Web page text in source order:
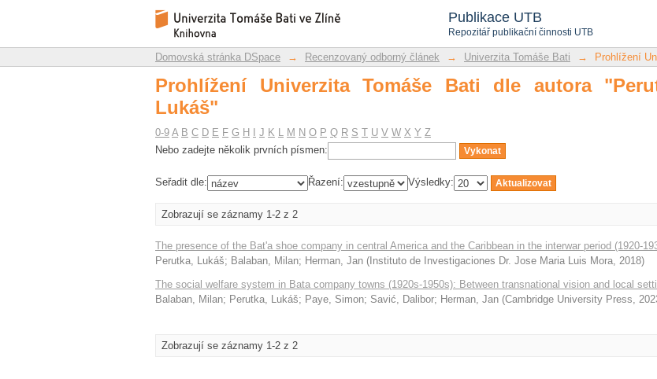
Publikace UTB
Repozitář publikační činnosti UTB
Prohlížení Univerzita Tomáše Bati dle autora "Perutka,
Repozitář DSpace/Manakin
Domovská stránka DSpace → Recenzovaný odborný článek → Univerzita Tomáše Bati → Prohlížení
Prohlížení Univerzita Tomáše Bati dle autora
Lukáš"
0-9 A B C D E F G H J K L M N O P Q R S T U V W X Y Z
Nebo zadejte několik prvních písmen:
Seřadit dle: Řazení: Výsledky:
Zobrazují se záznamy 1-2 z 2
The presence of the Bat'a shoe company in central America and the Caribbean in the interwar period (1920-
Perutka, Lukáš; Balaban, Milan; Herman, Jan ( Instituto de Investigaciones Dr. Jose Maria Luis Mora, 2018)
The social welfare system in Bata company towns (1920s-1950s): Between transnational vision and local
Balaban, Milan; Perutka, Lukáš; Paye, Simon; Savić, Dalibor; Herman, Jan (Cambridge University Press,
Zobrazují se záznamy 1-2 z 2